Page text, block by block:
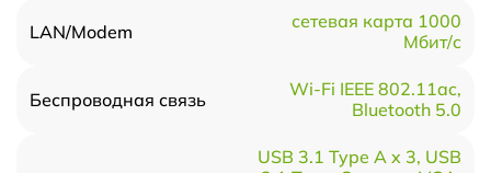
LAN/Modem
сетевая карта 1000
Мбит/c
Беспроводная связь
Wi-Fi IEEE 802.11ac,
Bluetooth 5.0
USB 3.1 Type A x 3, USB